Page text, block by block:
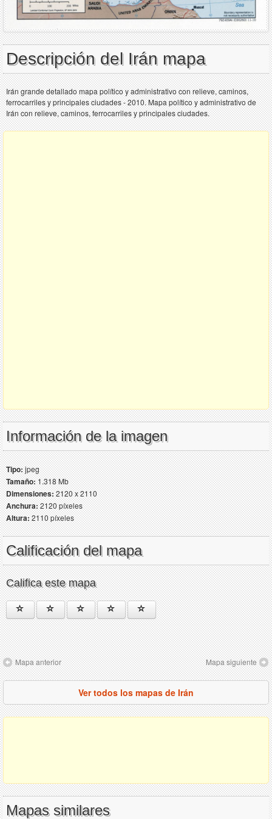
Descripción del Irán mapa
Irán grande detallado mapa político y administrativo con relieve, caminos,
ferrocarriles y principales ciudades - 2010. Mapa político y administrativo de
Irán con relieve, caminos, ferrocarriles y principales ciudades.
Información de la imagen
Tipo:jpeg
Tamaño:1.318 Mb
Dimensiones:2120 x 2110
Anchura:2120 píxeles
Altura:2110 píxeles
Calificación del mapa
Califica este mapa
Mapa anterior Mapa siguiente
Ver todos los mapas de Irán
Mapas similares